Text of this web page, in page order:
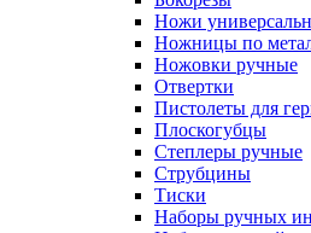
Ножи
Ножницы по
Ножовки ручные
Отвертки
Пистолеты для
Плоскогубцы
Степлеры ручные
Струбцины
Тиски
Наборы ручных